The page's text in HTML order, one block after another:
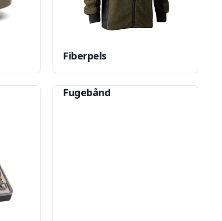
Fiberpels
Fugebånd